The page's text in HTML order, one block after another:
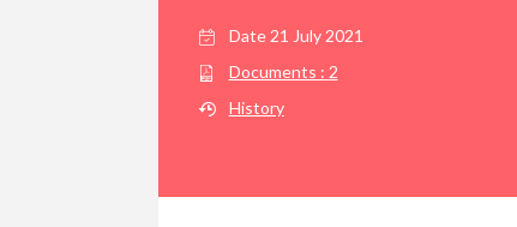
Date 21 July 2021
Documents : 2
History